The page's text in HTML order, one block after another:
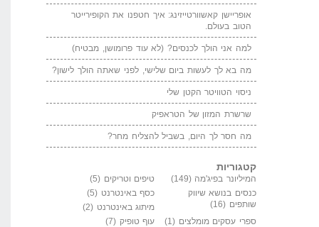
אופריישן קאשוורטייזינג: איך חטפנו את הקופירייטר
הטוב בעולם.
למה אני הולך לכנסים? (לא עוד פרומושן, מבטיח)
מה בא לך לעשות ביום שלישי, לפני שאתה הולך לישון?
ניסוי הטוויטר הקטן שלי
שרשרת המזון של הטראפיק
מה חסר לך היום, בשביל להצליח מחר?
קטגוריות
המיליונר בפיג'מה (149) טיפים וטריקים (5)
כנסים בנושא שיווק
שותפים (16)
כסף באינטרנט (5)
מיתוג באינטרנט (2)
ספרי עסקים מומלצים (1) עוף טופיק (7)